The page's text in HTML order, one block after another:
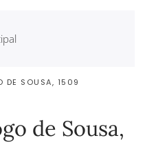
DE SOUSA, 1509
de Sousa,